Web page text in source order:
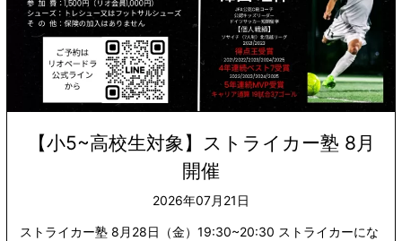
【小5~高校生対象】ストライカー塾 8月
開催
2026年07月21日
ストライカー塾 8月28日（金）19:30~20:30 ストライカーにな